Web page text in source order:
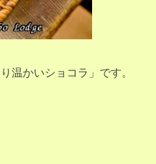
温かいショコラ」です。